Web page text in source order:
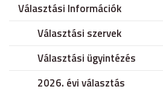
Választási Információk
Választási szervek
Választási ügyintézés
2026. évi választás